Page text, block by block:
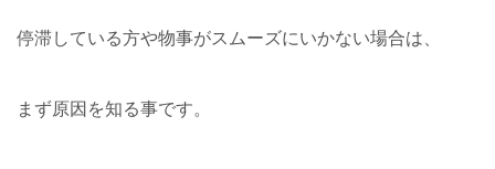
停滞している方や物事がスムーズにいかない場合は、
まず原因を知る事です。